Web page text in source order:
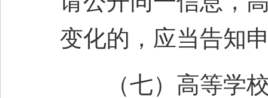
变化的，应当告知
（七）高等学校